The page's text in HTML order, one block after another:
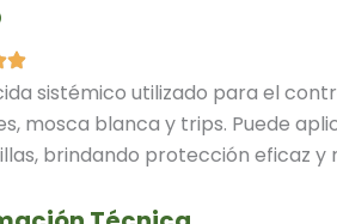
sistémico utilizado para el
mosca blanca y trips. Puede
brindando protección eficaz y